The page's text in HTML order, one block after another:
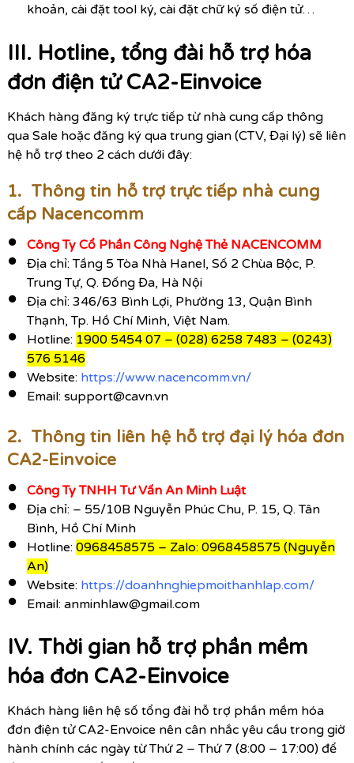
khoản, cài đặt tool ký, cài đặt chữ ký số điện tử…
III. Hotline, tổng đài hỗ trợ hóa
đơn điện tử CA2-Einvoice
Khách hàng đăng ký trực tiếp từ nhà cung cấp thông
qua Sale hoặc đăng ký qua trung gian (CTV, Đại lý) sẽ liên
hệ hỗ trợ theo 2 cách dưới đây:
1. Thông tin hỗ trợ trực tiếp nhà cung
cấp Nacencomm
Công Ty Cổ Phần Công Nghệ Thẻ NACENCOMM
Địa chỉ: Tầng 5 Tòa Nhà Hanel, Số 2 Chùa Bộc, P.
Trung Tự, Q. Đống Đa, Hà Nội
Địa chỉ: 346/63 Bình Lợi, Phường 13, Quận Bình
Thạnh, Tp. Hồ Chí Minh, Việt Nam.
Hotline: 1900 5454 07 – (028) 6258 7483 – (0243)
576 5146
Website: https://www.nacencomm.vn/
Email: support@cavn.vn
2. Thông tin liên hệ hỗ trợ đại lý hóa đơn
CA2-Einvoice
Công Ty TNHH Tư Vấn An Minh Luật
Địa chỉ: – 55/10B Nguyễn Phúc Chu, P. 15, Q. Tân
Bình, Hồ Chí Minh
Hotline: 0968458575 – Zalo: 0968458575 (Nguyễn
An)
Website: https://doanhnghiepmoithanhlap.com/
Email: anminhlaw@gmail.com
IV. Thời gian hỗ trợ phần mềm
hóa đơn CA2-Einvoice
Khách hàng liên hệ số tổng đài hỗ trợ phần mềm hóa
đơn điện tử CA2-Envoice nên cân nhắc yêu cầu trong giờ
hành chính các ngày từ Thứ 2 – Thứ 7 (8:00 – 17:00) để